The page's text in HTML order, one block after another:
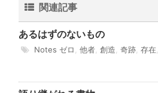
関連記事
あるはずのないもの
Notes ゼロ 他者 創造 奇跡 存在